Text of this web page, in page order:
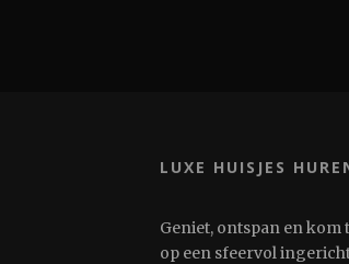
LUXE HUISJES
Geniet, ontspan en kom
op een sfeervol